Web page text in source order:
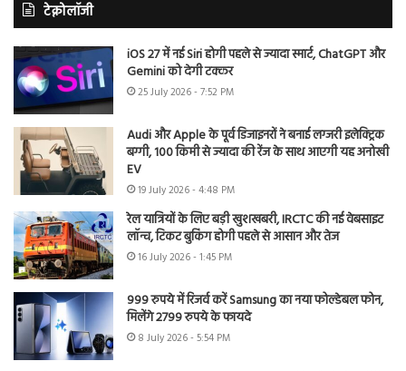
टेक्नोलॉजी
iOS 27 में नई Siri होगी पहले से ज्यादा स्मार्ट, ChatGPT और
Gemini को देगी टक्कर
25 July 2026 - 7:52 PM
Audi और Apple के पूर्व डिजाइनरों ने बनाई लग्जरी इलेक्ट्रिक
बग्गी, 100 किमी से ज्यादा की रेंज के साथ आएगी यह अनोखी
EV
19 July 2026 - 4:48 PM
रेल यात्रियों के लिए बड़ी खुशखबरी, IRCTC की नई वेबसाइट
लॉन्च, टिकट बुकिंग होगी पहले से आसान और तेज
16 July 2026 - 1:45 PM
999 रुपये में रिजर्व करें Samsung का नया फोल्डेबल फोन,
मिलेंगे 2799 रुपये के फायदे
8 July 2026 - 5:54 PM